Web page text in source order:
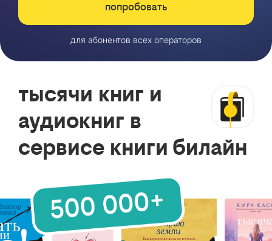
попробовать
для абонентов всех операторов
тысячи книг и
аудиокниг в
сервисе книги билайн